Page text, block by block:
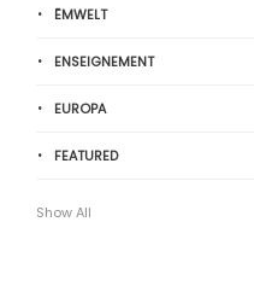
ËMWELT
ENSEIGNEMENT
EUROPA
FEATURED
Show All